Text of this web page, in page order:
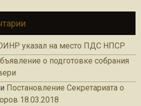
указал на место ПДС НПСР
о подготовке собрания
Постановление Секретариата о
18.03.2018